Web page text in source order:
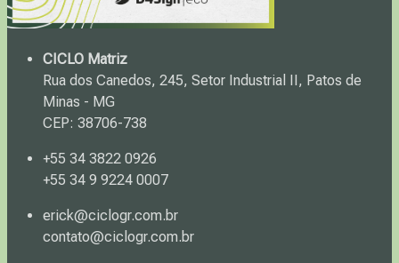
CICLO Matriz
Rua dos Canedos, 245, Setor Industrial II, Patos de
Minas - MG
CEP: 38706-738
+55 34 3822 0926
+55 34 9 9224 0007
erick@ciclogr.com.br
contato@ciclogr.com.br